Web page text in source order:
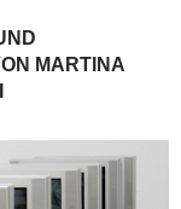
MARTINA